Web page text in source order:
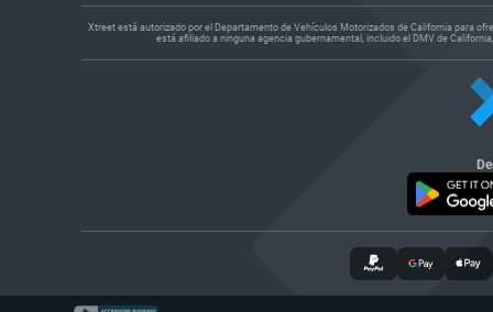
Xtreet está autorizado por el Departamento de Vehículos Motorizados de California para
está afiliado a ninguna agencia gubernamental, incluido el DMV de